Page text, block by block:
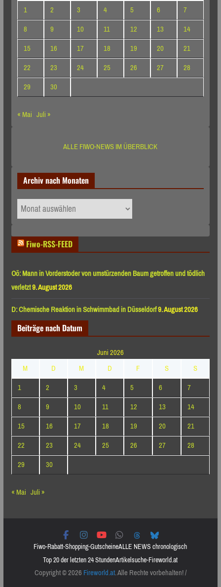
1
2 3 4 5 6
7
8
9 10 11 12 13
14
15
16 17 18 19 20
21
22
23 24 25 26 27
28
29
30
« Mai Juli »
ALLE FIWO-NEWS IM ÜBERBLICK
Archiv nach Monaten
Archiv
nach
Fiwo-RSS-FEED
Oö: Mann in Vorderstoder von umstürzenden Baum getroffen und tödlich
verletzt9. August 2026
D: Chemische Reaktion in Schwimmbad in Düsseldorf9. August 2026
Beiträge nach Datum
Juni 2026
M
D M D F S
S
1
2 3 4 5 6
7
8
9 10 11 12 13
14
15
16 17 18 19 20
21
22
23 24 25 26 27
28
29
30
« Mai Juli »
Fiwo-Rabatt-Shopping-GutscheineALLE NEWS chronologisch
Top 20 der letzten 24 StundenArtikelsuche-Fireworld.at
Copyright © 2026Fireworld.at. Alle Rechte vorbehalten! /